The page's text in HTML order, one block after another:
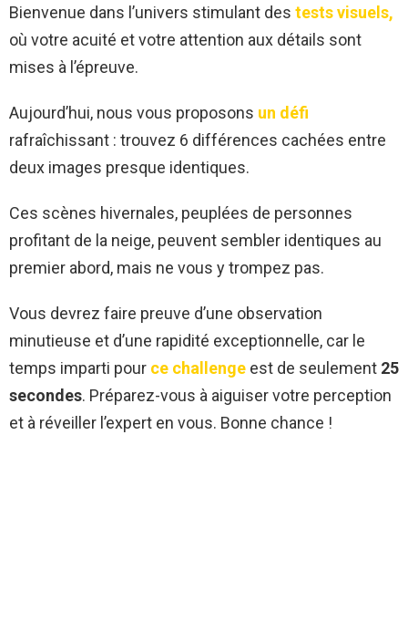
Bienvenue dans l’univers stimulant des tests visuels,
où votre acuité et votre attention aux détails sont
mises à l’épreuve.
Aujourd’hui, nous vous proposons un défi
rafraîchissant : trouvez 6 différences cachées entre
deux images presque identiques.
Ces scènes hivernales, peuplées de personnes
profitant de la neige, peuvent sembler identiques au
premier abord, mais ne vous y trompez pas.
Vous devrez faire preuve d’une observation
minutieuse et d’une rapidité exceptionnelle, car le
temps imparti pour ce challenge est de seulement 25
secondes. Préparez-vous à aiguiser votre perception
et à réveiller l’expert en vous. Bonne chance !